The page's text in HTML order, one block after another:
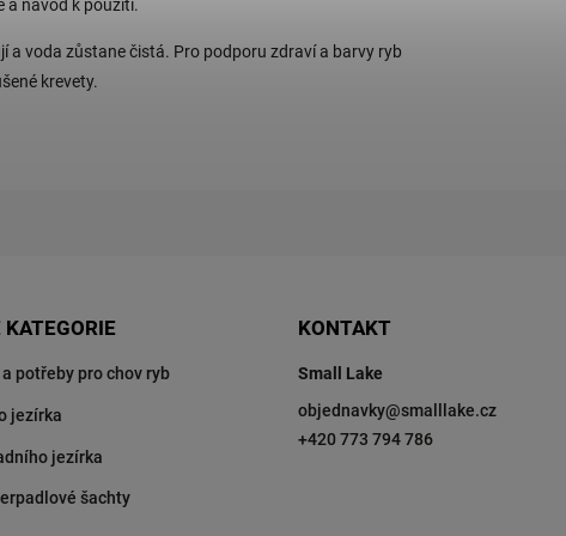
a návod k použití.
a voda zůstane čistá. Pro podporu zdraví a barvy ryb
krevety.
potřeby pro chov ryb
jezírka
jezírka
šachty
KONTAKT
Small Lake
objednavky@smalllake.cz
+420 773 794 786